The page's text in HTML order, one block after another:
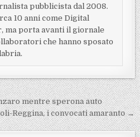
pubblicista dal 2008.
10 anni come Digital
ma porta avanti il giornale
che hanno sposato
mentre sperona auto
Reggina, i convocati amaranto →